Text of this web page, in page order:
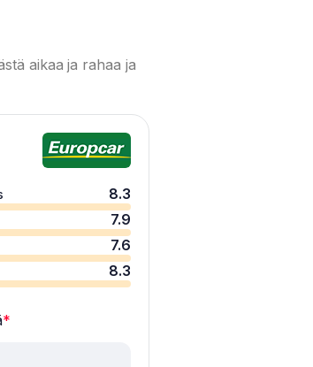
aikaa ja rahaa ja
8.3
7.9
7.6
8.3
*